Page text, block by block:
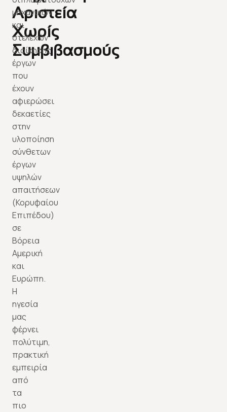
Αριστεία
Χωρίς
Συμβιβασμούς
μηχανικών
και
στελεχών
διοίκησης
έργων
που
έχουν
αφιερώσει
δεκαετίες
στην
υλοποίηση
σύνθετων
έργων
υψηλών
απαιτήσεων
(Κορυφαίου
Επιπέδου)
σε
Βόρεια
Αμερική
και
Ευρώπη.
Η
ηγεσία
μας
φέρνει
πολύτιμη,
πρακτική
εμπειρία
από
τα
πιο